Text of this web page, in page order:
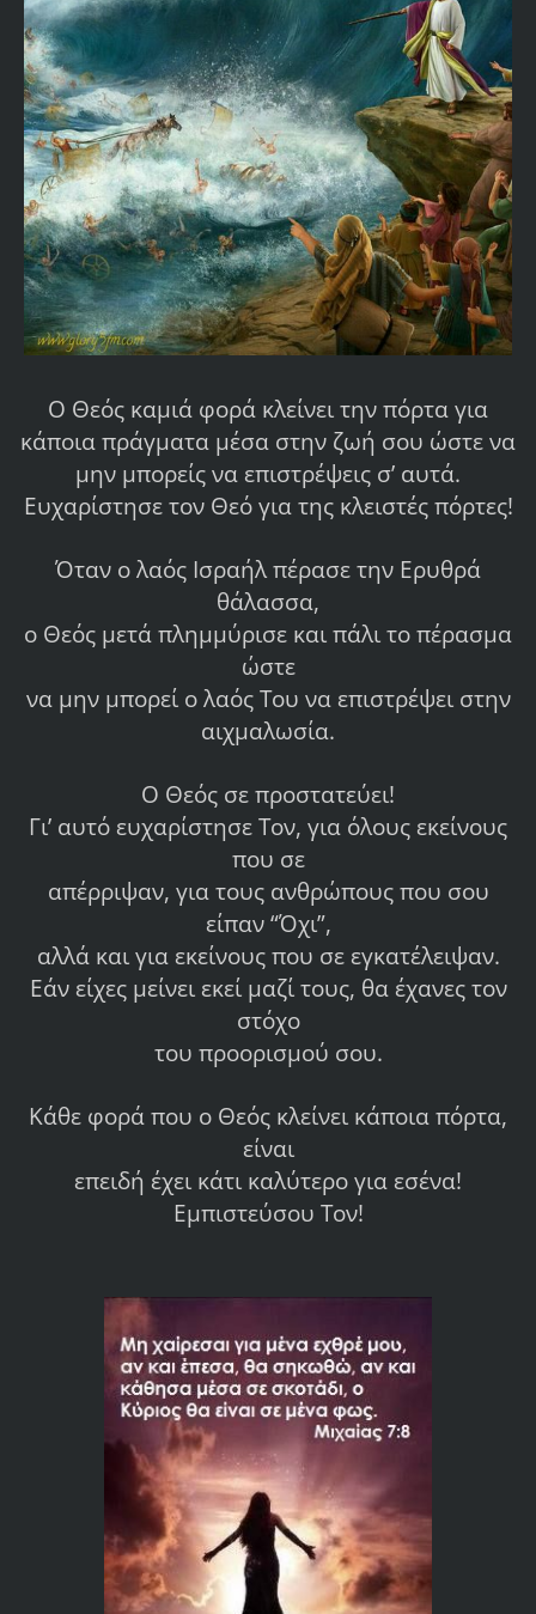
Ο Θεός καμιά φορά κλείνει την πόρτα για
κάποια πράγματα μέσα στην ζωή σου ώστε να
μην μπορείς να επιστρέψεις σ’ αυτά.
Ευχαρίστησε τον Θεό για της κλειστές πόρτες!
Όταν ο λαός Ισραήλ πέρασε την Ερυθρά
θάλασσα,
ο Θεός μετά πλημμύρισε και πάλι το πέρασμα
ώστε
να μην μπορεί ο λαός Του να επιστρέψει στην
αιχμαλωσία.
Ο Θεός σε προστατεύει!
Γι’ αυτό ευχαρίστησε Τον, για όλους εκείνους
που σε
απέρριψαν, για τους ανθρώπους που σου
είπαν “Όχι”,
αλλά και για εκείνους που σε εγκατέλειψαν.
Εάν είχες μείνει εκεί μαζί τους, θα έχανες τον
στόχο
του προορισμού σου.
Κάθε φορά που ο Θεός κλείνει κάποια πόρτα,
είναι
επειδή έχει κάτι καλύτερο για εσένα!
Εμπιστεύσου Τον!